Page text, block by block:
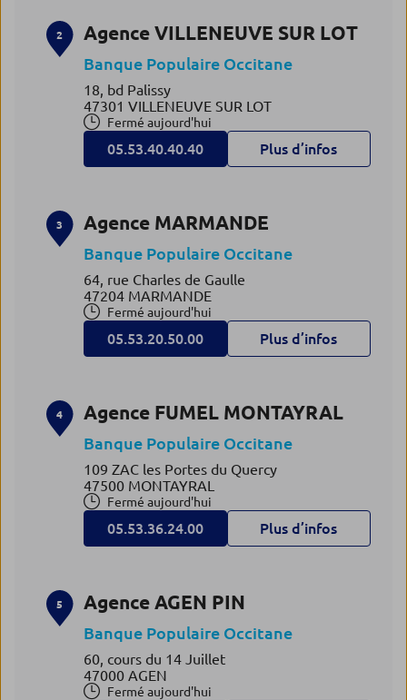
2 Agence VILLENEUVE SUR LOT
Banque Populaire Occitane
18, bd Palissy
47301 VILLENEUVE SUR LOT
Fermé aujourd'hui
05.53.40.40.40 Plus d’infos
3 Agence MARMANDE
Banque Populaire Occitane
64, rue Charles de Gaulle
47204 MARMANDE
Fermé aujourd'hui
05.53.20.50.00 Plus d’infos
4 Agence FUMEL MONTAYRAL
Banque Populaire Occitane
109 ZAC les Portes du Quercy
47500 MONTAYRAL
Fermé aujourd'hui
05.53.36.24.00 Plus d’infos
5 Agence AGEN PIN
Banque Populaire Occitane
60, cours du 14 Juillet
47000 AGEN
Fermé aujourd'hui